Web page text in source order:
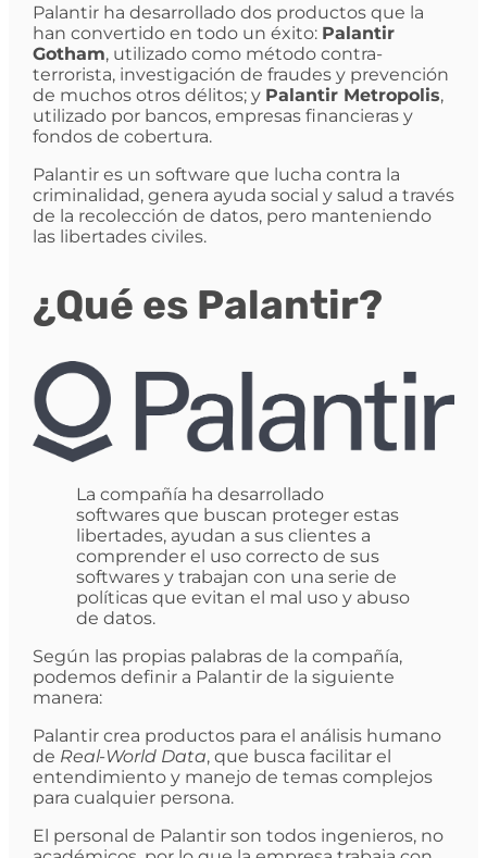
Palantir ha desarrollado dos productos que la
han convertido en todo un éxito: Palantir
Gotham, utilizado como método contra-
terrorista, investigación de fraudes y prevención
de muchos otros délitos; y Palantir Metropolis,
utilizado por bancos, empresas financieras y
fondos de cobertura.
Palantir es un software que lucha contra la
criminalidad, genera ayuda social y salud a través
de la recolección de datos, pero manteniendo
las libertades civiles.
¿Qué es Palantir?
La compañía ha desarrollado
softwares que buscan proteger estas
libertades, ayudan a sus clientes a
comprender el uso correcto de sus
softwares y trabajan con una serie de
políticas que evitan el mal uso y abuso
de datos.
Según las propias palabras de la compañía,
podemos definir a Palantir de la siguiente
manera:
Palantir crea productos para el análisis humano
de Real-World Data, que busca facilitar el
entendimiento y manejo de temas complejos
para cualquier persona.
El personal de Palantir son todos ingenieros, no